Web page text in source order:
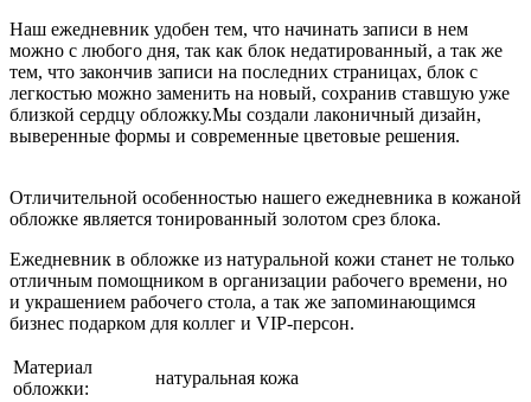
Наш ежедневник удобен тем, что начинать записи в нем
можно с любого дня, так как блок недатированный, а так же
тем, что закончив записи на последних страницах, блок с
легкостью можно заменить на новый, сохранив ставшую уже
близкой сердцу обложку.Мы создали лаконичный дизайн,
выверенные формы и современные цветовые решения.
Отличительной особенностью нашего ежедневника в кожаной
обложке является тонированный золотом срез блока.
Ежедневник в обложке из натуральной кожи станет не только
отличным помощником в организации рабочего времени, но
и украшением рабочего стола, а так же запоминающимся
бизнес подарком для коллег и VIP-персон.
Материал
обложки:
натуральная кожа